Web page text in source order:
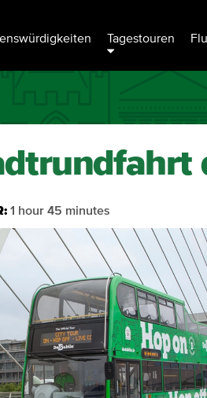
Tagestouren
1 hour 45 minutes